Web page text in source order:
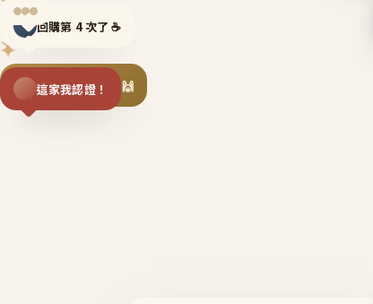
✦
✦
回購第 4 次了 ☕
揪同事一起團購 🙌
這家我認證！